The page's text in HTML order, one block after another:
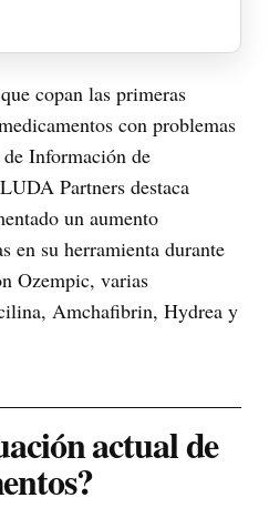
copan las primeras
con problemas
Información de
Partners destaca
un aumento
en su herramienta durante
Ozempic, varias
Amchafibrin, Hydrea y
actual de